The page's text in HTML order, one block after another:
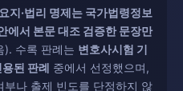
지·법리 명제는 국가법령정보
에서 본문 대조 검증한 문장만
). 수록 판례는 변호사시험 기
된 판례 중에서 선정했으며,
부나 출제 빈도를 단정하지 않